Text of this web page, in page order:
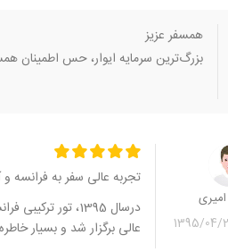
همسفر عزیز
بزرگ‌ترین سرمایه‌ ایوار، حس
1395/04/
تجربه عالی سفر به فرانسه و
درسال 1395، تور
عالی برگزار شد و بسیار